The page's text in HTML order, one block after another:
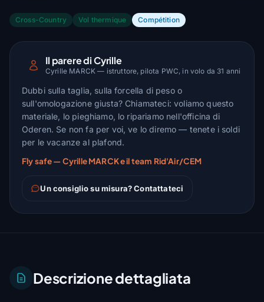
Cross-Country Vol thermique Compétition
Il parere di Cyrille
Cyrille MARCK — istruttore, pilota PWC, in volo da 31 anni
Dubbi sulla taglia, sulla forcella di peso o
sull'omologazione giusta? Chiamateci: voliamo questo
materiale, lo pieghiamo, lo ripariamo nell'officina di
Oderen. Se non fa per voi, ve lo diremo — tenete i soldi
per le vacanze al plafond.
Fly safe — Cyrille MARCK e il team Rid'Air/CEM
Un consiglio su misura? Contattateci
Descrizione dettagliata